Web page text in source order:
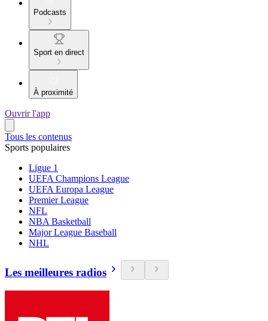
Podcasts
Sport en direct
À proximité
Ouvrir l'app
Tous les contenus
Sports populaires
Ligue 1
UEFA Champions League
UEFA Europa League
Premier League
NFL
NBA Basketball
Major League Baseball
NHL
Les meilleures radios